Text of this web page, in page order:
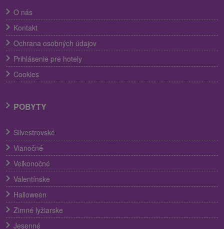
O nás
Kontakt
Ochrana osobných údajov
Prihlásenie pre hotely
Cookies
POBYTY
Silvestrovské
Vianočné
Veľkonočné
Valentínske
Halloween
Zimné lyžiarske
Jesenné